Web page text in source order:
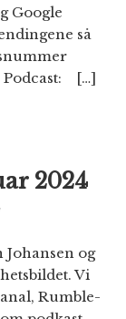
Google
så
Podcast: […]
2024
og
Vi
Rumble-